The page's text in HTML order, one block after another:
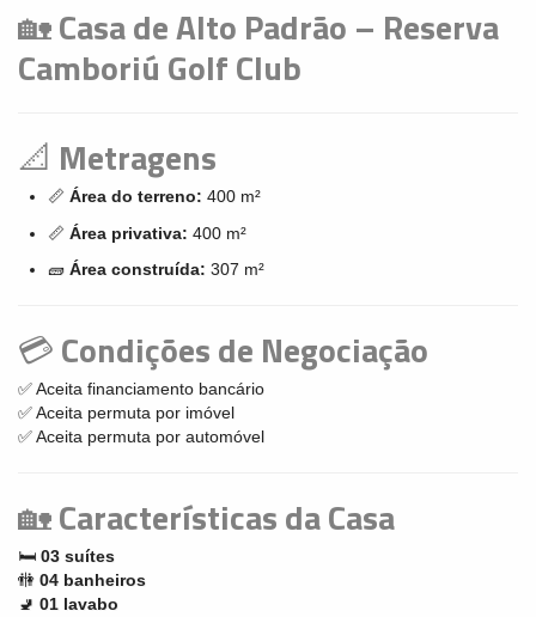
🏡Casa de Alto Padrão – Reserva
Camboriú Golf Club
📐 Metragens
📏 Área do terreno: 400 m²
📏 Área privativa: 400 m²
🧱 Área construída: 307 m²
💳Condições de Negociação
✅ Aceita financiamento bancário
✅ Aceita permuta por imóvel
✅ Aceita permuta por automóvel
🏡Características da Casa
🛏️ 03 suítes
🚻 04 banheiros
🚽 01 lavabo